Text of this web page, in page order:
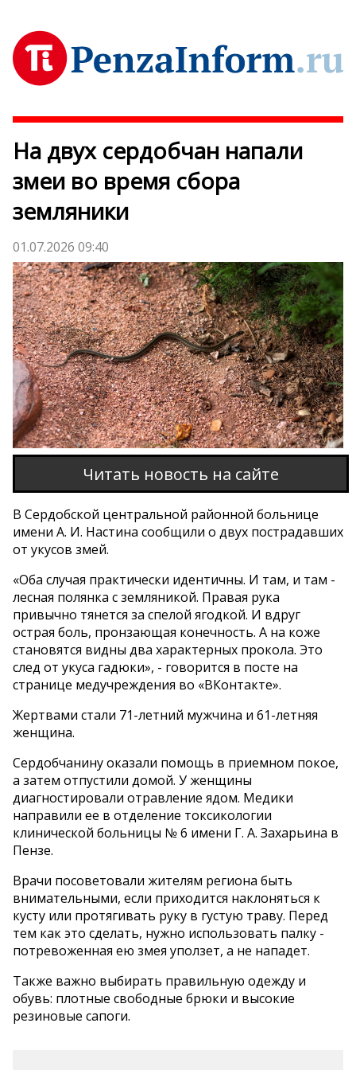
На двух сердобчан напали
змеи во время сбора
земляники
01.07.2026 09:40
Читать новость на сайте
В Сердобской центральной районной больнице
имени А. И. Настина сообщили о двух пострадавших
от укусов змей.
«Оба случая практически идентичны. И там, и там -
лесная полянка с земляникой. Правая рука
привычно тянется за спелой ягодкой. И вдруг
острая боль, пронзающая конечность. А на коже
становятся видны два характерных прокола. Это
след от укуса гадюки», - говорится в посте на
странице медучреждения во «ВКонтакте».
Жертвами стали 71-летний мужчина и 61-летняя
женщина.
Сердобчанину оказали помощь в приемном покое,
а затем отпустили домой. У женщины
диагностировали отравление ядом. Медики
направили ее в отделение токсикологии
клинической больницы № 6 имени Г. А. Захарьина в
Пензе.
Врачи посоветовали жителям региона быть
внимательными, если приходится наклоняться к
кусту или протягивать руку в густую траву. Перед
тем как это сделать, нужно использовать палку -
потревоженная ею змея уползет, а не нападет.
Также важно выбирать правильную одежду и
обувь: плотные свободные брюки и высокие
резиновые сапоги.